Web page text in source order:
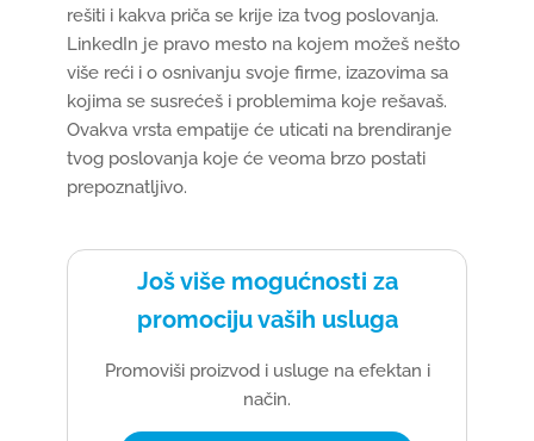
rešiti i kakva priča se krije iza tvog poslovanja.
LinkedIn je pravo mesto na kojem možeš nešto
više reći i o osnivanju svoje firme, izazovima sa
kojima se susrećeš i problemima koje rešavaš.
Ovakva vrsta empatije će uticati na brendiranje
tvog poslovanja koje će veoma brzo postati
prepoznatljivo.
Još više mogućnosti za
promociju vaših usluga
Promoviši proizvod i usluge na efektan i
način.